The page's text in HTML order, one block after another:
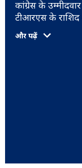
कांग्रेस के
टीआरएस के राशिद
और पढ़ें